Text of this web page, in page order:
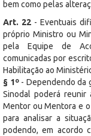
bem como pelas
Art. 22 - Eventuais
próprio Ministro ou
pela Equipe de
comunicadas por
Habilitação ao
§ 1º - Dependendo da
Sinodal poderá reunir
Mentor ou Mentora e
para analisar a
podendo, em acordo